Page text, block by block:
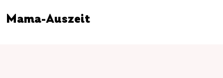
Mama-Auszeit